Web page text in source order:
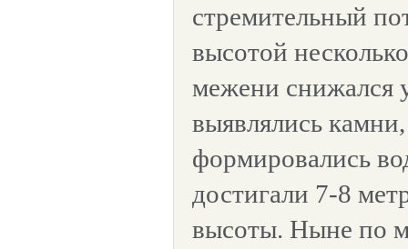
стремительный
высотой
межени снижался
выявлялись камни,
формировались
достигали 7-8
высоты. Ныне по